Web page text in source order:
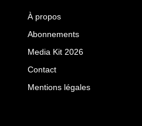
À propos
Abonnements
Media Kit 2026
Contact
Mentions légales